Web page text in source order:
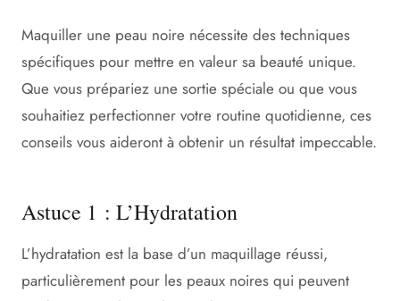
Maquiller une peau noire nécessite des techniques
spécifiques pour mettre en valeur sa beauté unique.
Que vous prépariez une sortie spéciale ou que vous
souhaitiez perfectionner votre routine quotidienne, ces
conseils vous aideront à obtenir un résultat impeccable.
Astuce 1 : L’Hydratation
L’hydratation est la base d’un maquillage réussi,
particulièrement pour les peaux noires qui peuvent